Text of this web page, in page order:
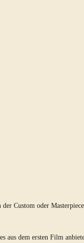
Custom oder
aus dem ersten Film